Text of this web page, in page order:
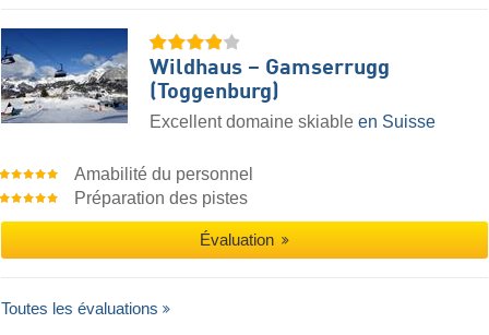
Wildhaus – Gamserrugg
(Toggenburg)
Excellent domaine skiable en Suisse
Amabilité du personnel
Préparation des pistes
Évaluation
Toutes les évaluations